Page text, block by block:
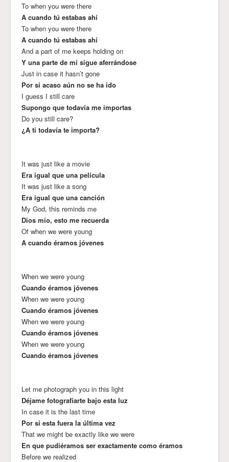
To when you were there
A cuando tú estabas ahí
To when you were there
A cuando tú estabas ahí
And a part of me keeps holding on
Y una parte de mí sigue aferrándose
Just in case it hasn’t gone
Por si acaso aún no se ha ido
I guess I still care
Supongo que todavía me importas
Do you still care?
¿A ti todavía te importa?
It was just like a movie
Era igual que una película
It was just like a song
Era igual que una canción
My God, this reminds me
Dios mío, esto me recuerda
Of when we were young
A cuando éramos jóvenes
When we were young
Cuando éramos jóvenes
When we were young
Cuando éramos jóvenes
When we were young
Cuando éramos jóvenes
When we were young
Cuando éramos jóvenes
Let me photograph you in this light
Déjame fotografiarte bajo esta luz
In case it is the last time
Por si esta fuera la última vez
That we might be exactly like we were
En que pudiéramos ser exactamente como éramos
Before we realized